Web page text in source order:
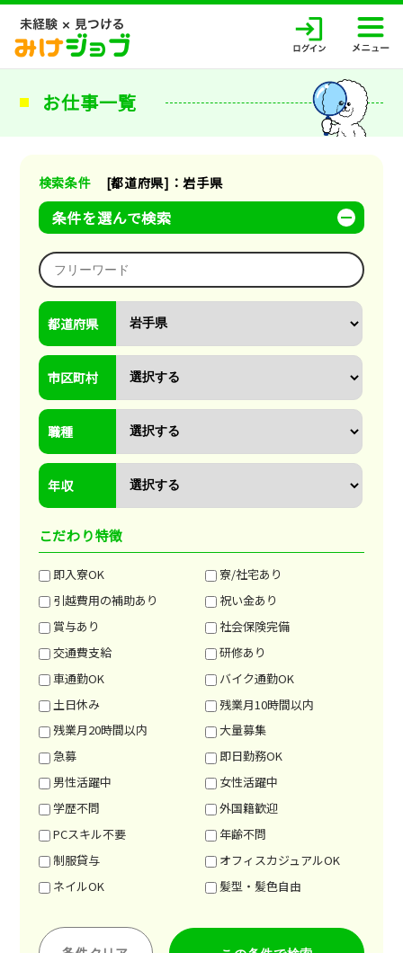
お仕事一覧
検索条件 [都道府県]：岩手県
条件を選んで検索
都道府県
市区町村
職種
年収
こだわり特徴
即入寮OK
寮/社宅あり
引越費用の補助あり
祝い金あり
賞与あり
社会保険完備
交通費支給
研修あり
車通勤OK
バイク通勤OK
土日休み
残業月10時間以内
残業月20時間以内
大量募集
急募
即日勤務OK
男性活躍中
女性活躍中
学歴不問
外国籍歓迎
PCスキル不要
年齢不問
制服貸与
オフィスカジュアルOK
ネイルOK
髪型・髪色自由